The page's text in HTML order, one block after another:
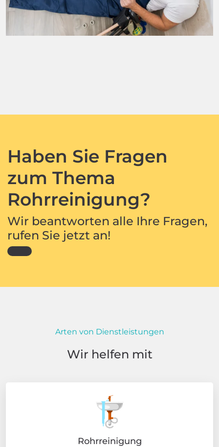
Haben Sie Fragen
zum Thema
Rohrreinigung?
Wir beantworten alle Ihre Fragen,
rufen Sie jetzt an!
Arten von Dienstleistungen
Wir helfen mit
Rohrreinigung